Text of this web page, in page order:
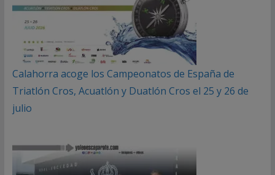
Calahorra acoge los Campeonatos de España de
Triatlón Cros, Acuatlón y Duatlón Cros el 25 y 26 de
julio